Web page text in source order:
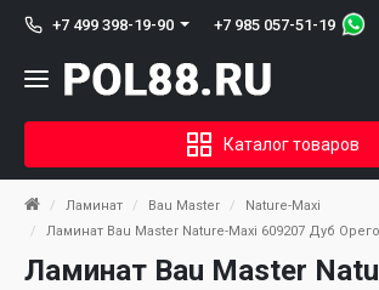
+7 499 398-19-90 +7 985 057-51-19
Каталог товаров
Ламинат Bau Master
Nature-Maxi
Ламинат Bau Master Nature-Maxi 609207 Дуб
Ламинат Bau Master